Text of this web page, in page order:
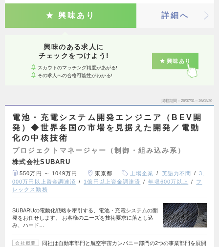
興味あり 詳細へ
興味のある求人に
チェックをつけよう!
スカウトのマッチング精度があがる!
その求人への合格可能性がわかる!
興味あり
掲載期間 26/07/31～26/08/20
電池・充電システム開発エンジニア（BEV開
発）◆世界各国の市場を見据えた開発／電動
化の中核技術
プロジェクトマネージャー（制御・組み込み系）
株式会社SUBARU
550万円 ～ 1049万円 東京都 上場企業 英語力不問
3,
000万円以上資金調達済
1億円以上資金調達済 年収600万以上
フ
レックス勤務
SUBARUの電動化戦略を牽引する、電池・充電システムの開
発をお任せします。 お客様のニーズを技術要求に落とし込
み、ハード…
会社概要
同社は自動車部門と航空宇宙カンパニー部門の2つの事業部門を展開